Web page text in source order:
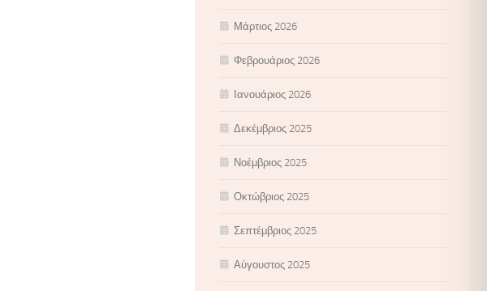
Μάρτιος 2026
Φεβρουάριος 2026
Ιανουάριος 2026
Δεκέμβριος 2025
Νοέμβριος 2025
Οκτώβριος 2025
Σεπτέμβριος 2025
Αύγουστος 2025